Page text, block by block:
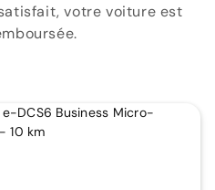
votre voiture est